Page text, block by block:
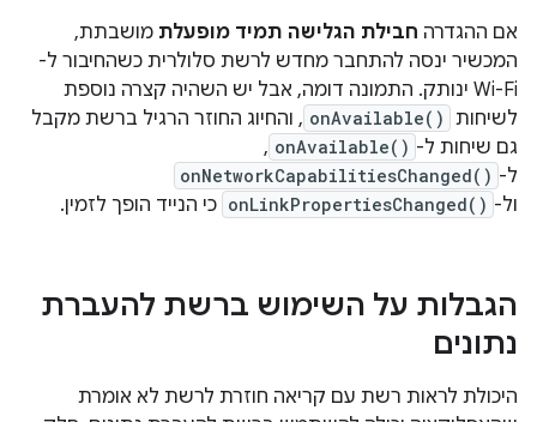
אם ההגדרה חבילת הגלישה תמיד מופעלת מושבתת,
המכשיר ינסה להתחבר מחדש לרשת סלולרית כשהחיבור ל-
Wi-Fi ינותק. התמונה דומה, אבל יש השהיה קצרה נוספת
לשיחות onAvailable() , והחיוג החוזר הרגיל ברשת מקבל
גם שיחות ל- onAvailable()
,
ל- onNetworkCapabilitiesChanged()
ול- onLinkPropertiesChanged() כי הנייד הופך לזמין.
הגבלות על השימוש ברשת להעברת
נתונים
היכולת לראות רשת עם קריאה חוזרת לרשת לא אומרת